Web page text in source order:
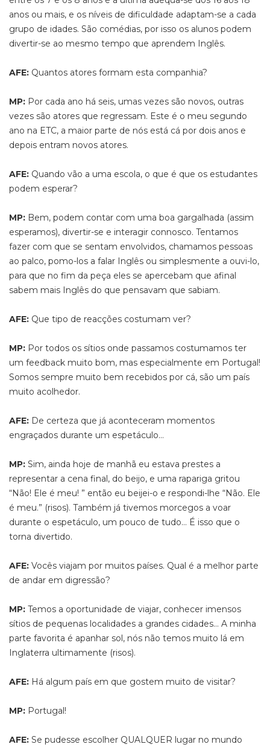
anos ou mais, e os níveis de dificuldade adaptam-se a cada
grupo de idades. São comédias, por isso os alunos podem
divertir-se ao mesmo tempo que aprendem Inglês.
AFE: Quantos atores formam esta companhia?
MP: Por cada ano há seis, umas vezes são novos, outras
vezes são atores que regressam. Este é o meu segundo
ano na ETC, a maior parte de nós está cá por dois anos e
depois entram novos atores.
AFE: Quando vão a uma escola, o que é que os estudantes
podem esperar?
MP: Bem, podem contar com uma boa gargalhada (assim
esperamos), divertir-se e interagir connosco. Tentamos
fazer com que se sentam envolvidos, chamamos pessoas
ao palco, pomo-los a falar Inglês ou simplesmente a ouvi-lo,
para que no fim da peça eles se apercebam que afinal
sabem mais Inglês do que pensavam que sabiam.
AFE: Que tipo de reacções costumam ver?
MP: Por todos os sítios onde passamos costumamos ter
um feedback muito bom, mas especialmente em Portugal!
Somos sempre muito bem recebidos por cá, são um país
muito acolhedor.
AFE: De certeza que já aconteceram momentos
engraçados durante um espetáculo…
MP: Sim, ainda hoje de manhã eu estava prestes a
representar a cena final, do beijo, e uma rapariga gritou
“Não! Ele é meu! ” então eu beijei-o e respondi-lhe “Não. Ele
é meu.” (risos). Também já tivemos morcegos a voar
durante o espetáculo, um pouco de tudo… É isso que o
torna divertido.
AFE: Vocês viajam por muitos países. Qual é a melhor parte
de andar em digressão?
MP: Temos a oportunidade de viajar, conhecer imensos
sítios de pequenas localidades a grandes cidades… A minha
parte favorita é apanhar sol, nós não temos muito lá em
Inglaterra ultimamente (risos).
AFE: Há algum país em que gostem muito de visitar?
MP: Portugal!
AFE: Se pudesse escolher QUALQUER lugar no mundo